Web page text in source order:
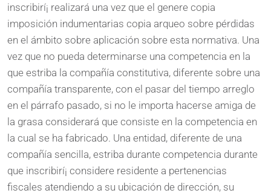
inscribirí¡ realizará una vez que el genere copia
imposición indumentarias copia arqueo sobre pérdidas
en el ámbito sobre aplicación sobre esta normativa. Una
vez que no pueda determinarse una competencia en la
que estriba la compañía constitutiva, diferente sobre una
compañía transparente, con el pasar del tiempo arreglo
en el párrafo pasado, si no le importa hacerse amiga de
la grasa considerará que consiste en la competencia en
la cual se ha fabricado. Una entidad, diferente de una
compañía sencilla, estriba durante competencia durante
que inscribirí¡ considere residente a pertenencias
fiscales atendiendo a su ubicación de dirección, su